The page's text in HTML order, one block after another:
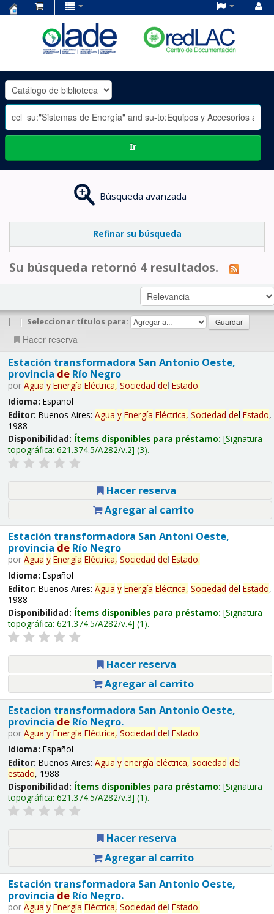
OLADE
-
Ir
Búsqueda avanzada
Refinar su búsqueda
Su búsqueda retornó 4 resultados.
| | Seleccionar títulos para:
Hacer reserva
Estación transformadora San Antonio Oeste,
provincia deRío Negro
por Agua y Energía Eléctrica, Sociedad del Estado.
Idioma: Español
Editor: Buenos Aires: Agua y Energía Eléctrica, Sociedad del Estado,
1988
Disponibilidad: Ítems disponibles para préstamo: Signatura
topográfica: 621.374.5/A282/v.2 (3).
Hacer reserva
Agregar al carrito
Estación transformadora San Antoni Oeste,
provincia deRío Negro
por Agua y Energía Eléctrica, Sociedad del Estado.
Idioma: Español
Editor: Buenos Aires: Agua y Energía Eléctrica, Sociedad del Estado,
1988
Disponibilidad: Ítems disponibles para préstamo: Signatura
topográfica: 621.374.5/A282/v.4 (1).
Hacer reserva
Agregar al carrito
Estacion transformadora San Antonio Oeste,
provincia deRío Negro.
por Agua y Energía Eléctrica, Sociedad del Estado.
Idioma: Español
Editor: Buenos Aires: Agua y energía eléctrica, sociedad del
estado, 1988
Disponibilidad: Ítems disponibles para préstamo: Signatura
topográfica: 621.374.5/A282/v.3 (1).
Hacer reserva
Agregar al carrito
Estación transformadora San Antonio Oeste,
provincia deRío Negro.
por Agua y Energía Eléctrica, Sociedad del Estado.